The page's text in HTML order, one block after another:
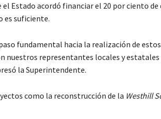
el Estado acordó financiar el 20 por ciento
es suficiente.
fundamental hacia la realización de
nuestros representantes locales y estatales
la Superintendente.
como la reconstrucción de la Westhill